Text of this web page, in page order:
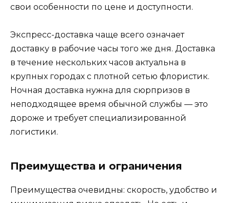
свои особенности по цене и доступности.
Экспресс-доставка чаще всего означает
доставку в рабочие часы того же дня. Доставка
в течение нескольких часов актуальна в
крупных городах с плотной сетью флористик.
Ночная доставка нужна для сюрпризов в
неподходящее время обычной службы — это
дороже и требует специализированной
логистики.
Преимущества и ограничения
Преимущества очевидны: скорость, удобство и